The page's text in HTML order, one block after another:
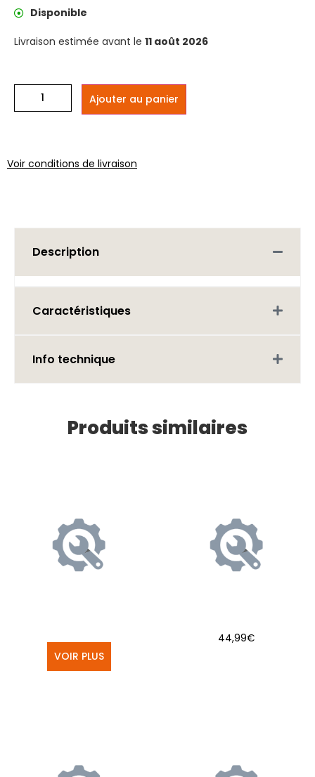
Disponible
Livraison estimée avant le 11 août 2026
Ajouter au panier
Voir conditions de livraison
Description
Caractéristiques
Info technique
Produits similaires
VOIR PLUS
44,99€